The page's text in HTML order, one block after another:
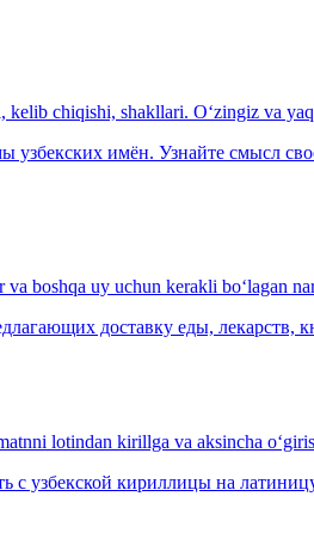
kelib chiqishi, shakllari. O‘zingiz va
имён. Узнайте смысл
boshqa uy uchun kerakli bo‘lagan
доставку еды, лекарств,
lotindan kirillga va aksincha
с узбекской кириллицы на